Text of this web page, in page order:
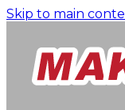
Skip to main